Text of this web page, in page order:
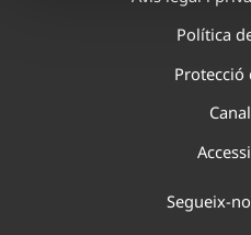
Política
Protecció
Segueix-